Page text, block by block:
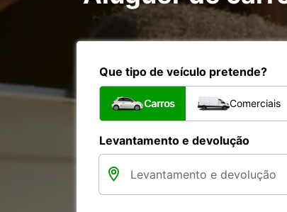
Que tipo de veículo pretende?
Carros Comerciais
Levantamento e devolução